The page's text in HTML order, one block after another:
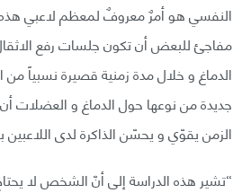
النفسي هو أمرٌ معروفٌ لمعظم لاعبي
مفاجئ للبعض أن تكون جلسات رفع
الدماغ و خلال مدة زمنية قصيرة نسبياً
الزمن يقوّي و يحسّن الذاكرة لدى اللاعبين
“تشير هذه الدراسة إلى أنّ الشخص لا